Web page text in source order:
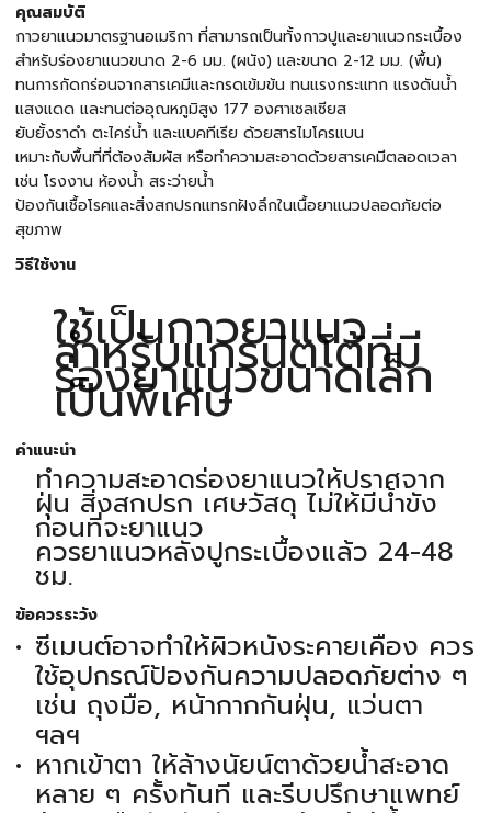
คุณสมบัติ
กาวยาแนวมาตรฐานอเมริกา ที่สามารถเป็นทั้งกาวปูและยาแนวกระเบื้อง
สำหรับร่องยาแนวขนาด 2-6 มม. (ผนัง) และขนาด 2-12 มม. (พื้น)
ทนการกัดกร่อนจากสารเคมีและกรดเข้มข้น ทนแรงกระแทก แรงดันนํ้า
แสงแดด และทนต่ออุณหภูมิสูง 177 องศาเซลเซียส
ยับยั้งราดำ ตะไคร่น้ำ และแบคทีเรีย ด้วยสารไมโครแบน
เหมาะกับพื้นที่ที่ต้องสัมผัส หรือทําความสะอาดด้วยสารเคมีตลอดเวลา
เช่น โรงงาน ห้องนํ้า สระว่ายนํ้า
ป้องกันเชื้อโรคและสิ่งสกปรกแทรกฝังลึกในเนื้อยาแนวปลอดภัยต่อ
สุขภาพ
วิธีใช้งาน
ใช้เป็นกาวยาแนว
สำหรับแกรนิตโต้ที่มี
ร่องยาแนวขนาดเล็ก
เป็นพิเศษ
คำแนะนำ
ทำความสะอาดร่องยาแนวให้ปราศจาก
ฝุ่น สิ่งสกปรก เศษวัสดุ ไม่ให้มีน้ำขัง
ก่อนที่จะยาแนว
ควรยาแนวหลังปูกระเบื้องแล้ว 24-48
ชม.
ข้อควรระวัง
ซีเมนต์อาจทำให้ผิวหนังระคายเคือง ควร
ใช้อุปกรณ์ป้องกันความปลอดภัยต่าง ๆ
เช่น ถุงมือ, หน้ากากกันฝุ่น, แว่นตา
ฯลฯ
หากเข้าตา ให้ล้างนัยน์ตาด้วยน้ำสะอาด
หลาย ๆ ครั้งทันที และรีบปรึกษาแพทย์